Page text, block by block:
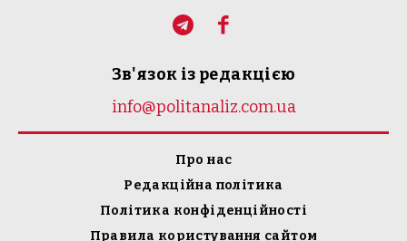
Зв'язок із редакцією
info@politanaliz.com.ua
Про нас
Редакційна політика
Політика конфіденційності
Правила користування сайтом